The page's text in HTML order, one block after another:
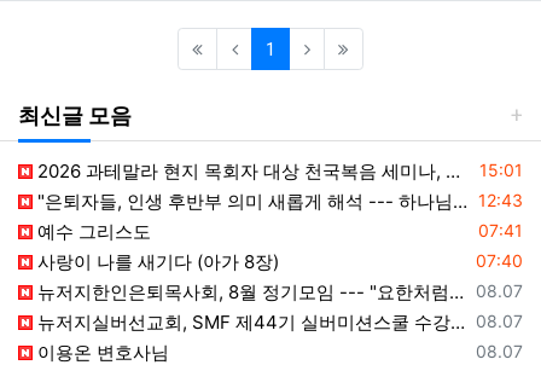
1 (current)
최신글 모음
등록일
15:01
2026 과테말라 현지 목회자 대상 천국복음 세미나, Peten 지역서 시작
등록일
12:43
"은퇴자들, 인생 후반부 의미 새롭게 해석 --- 하나님(복음+선교) 길에 나서자"
등록일
07:41
예수 그리스도
등록일
07:40
사랑이 나를 새기다 (아가 8장)
등록일
08.07
뉴저지한인은퇴목사회, 8월 정기모임 --- "요한처럼 예수님만 높이며 살자"
등록일
08.07
뉴저지실버선교회, SMF 제44기 실버미션스쿨 수강생 모집
등록일
08.07
이용온 변호사님